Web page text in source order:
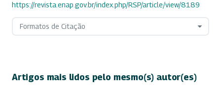
https://revista.enap.gov.br/index.php/RSP/article/view/8189
Formatos de Citação
Artigos mais lidos pelo mesmo(s) autor(es)